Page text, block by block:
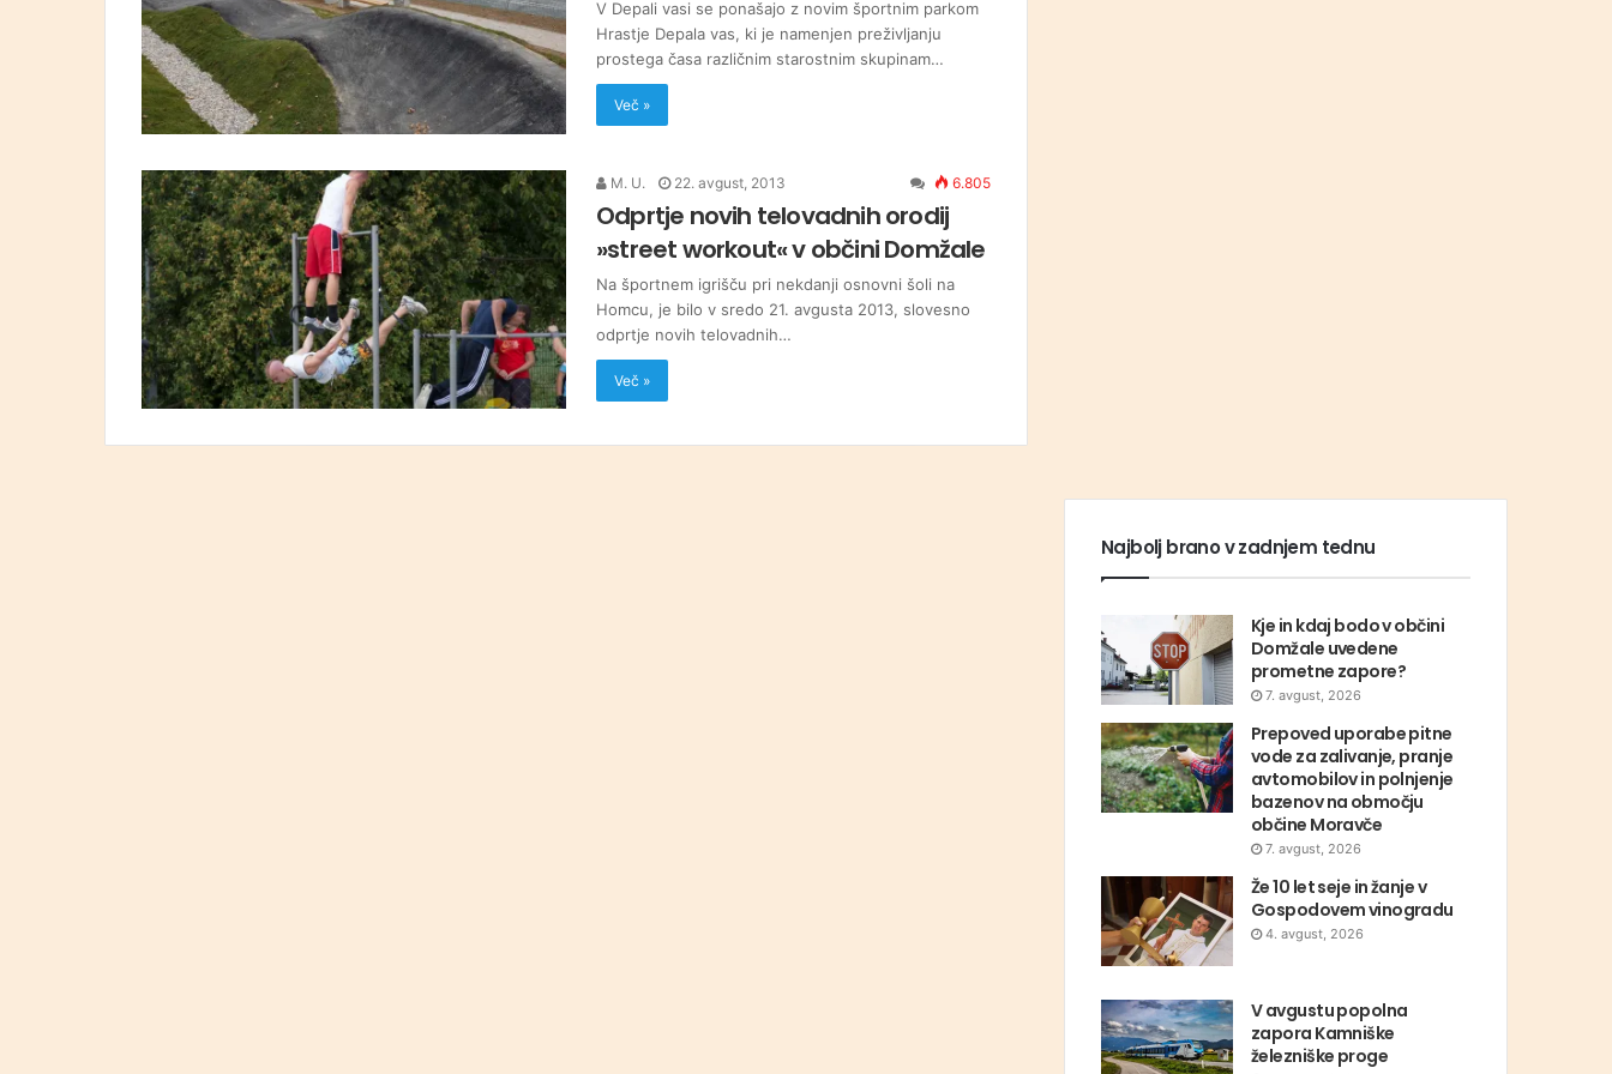
V Depali vasi se ponašajo z novim športnim parkom
Hrastje Depala vas, ki je namenjen preživljanju
prostega časa različnim starostnim skupinam…
Več »
M. U. 22. avgust, 2013 6.805
Odprtje novih telovadnih orodij
»street workout« v občini Domžale
Na športnem igrišču pri nekdanji osnovni šoli na
Homcu, je bilo v sredo 21. avgusta 2013, slovesno
odprtje novih telovadnih…
Več »
Najbolj brano v zadnjem tednu
Kje in kdaj bodo v občini
Domžale uvedene
prometne zapore?
7. avgust, 2026
Prepoved uporabe pitne
vode za zalivanje, pranje
avtomobilov in polnjenje
bazenov na območju
občine Moravče
7. avgust, 2026
Že 10 let seje in žanje v
Gospodovem vinogradu
4. avgust, 2026
V avgustu popolna
zapora Kamniške
železniške proge